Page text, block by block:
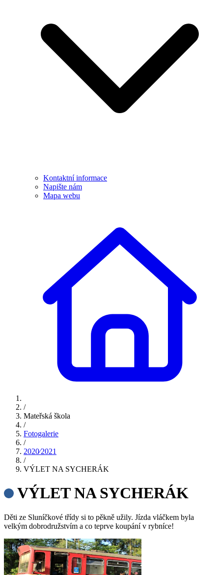
Kontaktní informace
Napište nám
Mapa webu
/
Mateřská škola
/
Fotogalerie
/
2020⁄2021
/
VÝLET NA SYCHERÁK
VÝLET NA SYCHERÁK
Děti ze Sluníčkové třídy si to pěkně užily. Jízda vláčkem byla
velkým dobrodružstvím a co teprve koupání v rybníce!